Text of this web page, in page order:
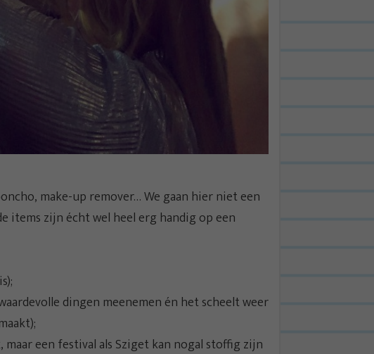
make-up remover… We gaan hier niet een
items zijn écht wel heel erg handig op een
dingen meenemen én het scheelt weer
een festival als Sziget kan nogal stoffig zijn